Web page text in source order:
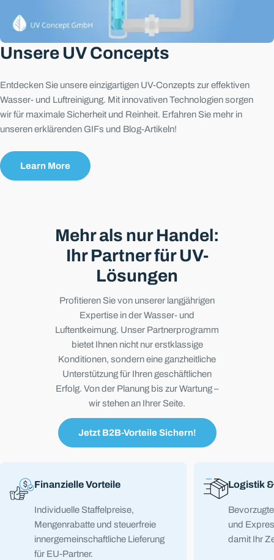
Unsere UV Concepts
Entdecken Sie unsere einzigartigen UV-Conzepts zur effektiven
Wasser- und Luftreinigung. Mit innovativen Technologien sorgen
wir für maximale Sicherheit und Reinheit. Erfahren Sie mehr in
unseren erklärenden GIFs und Blog-Artikeln!
Learn More
Mehr als nur Handel:
Ihr Partner für UV-
Lösungen
Profitieren Sie von unserer langjährigen
Expertise in der Wasser- und
Luftentkeimung. Unser Partnerprogramm
bietet Ihnen nicht nur erstklassige
Konditionen, sondern eine ganzheitliche
Unterstützung für Ihren geschäftlichen
Erfolg. Von der Planung bis zur Wartung –
wir stehen an Ihrer Seite.
Jetzt B2B-Vorteile Sichern!
Finanzielle Vorteile
Individuelle Staffelpreise,
Mengenrabatte und steuerfreie
innergemeinschaftliche Lieferung
für EU-Partner.
Logistik
und
damit Ihr
Telefon
Ihre
Nachricht
Frage Senden